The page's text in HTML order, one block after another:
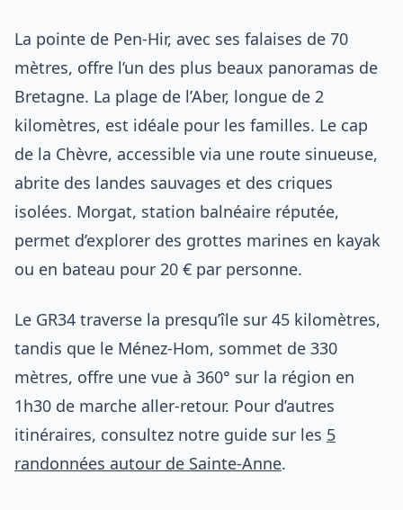
La pointe de Pen-Hir, avec ses falaises de 70
mètres, offre l’un des plus beaux panoramas de
Bretagne. La plage de l’Aber, longue de 2
kilomètres, est idéale pour les familles. Le cap
de la Chèvre, accessible via une route sinueuse,
abrite des landes sauvages et des criques
isolées. Morgat, station balnéaire réputée,
permet d’explorer des grottes marines en kayak
ou en bateau pour 20 € par personne.
Le GR34 traverse la presqu’île sur 45 kilomètres,
tandis que le Ménez-Hom, sommet de 330
mètres, offre une vue à 360° sur la région en
1h30 de marche aller-retour. Pour d’autres
itinéraires, consultez notre guide sur les 5
randonnées autour de Sainte-Anne.